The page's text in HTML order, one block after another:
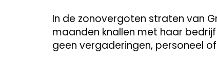
In de zonovergoten straten van
maanden knallen met haar bedrijf
geen vergaderingen, personeel